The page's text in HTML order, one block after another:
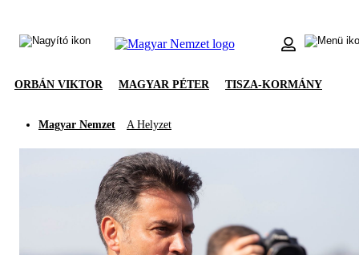
ORBÁN VIKTOR MAGYAR PÉTER TISZA-KORMÁNY
Magyar Nemzet A Helyzet